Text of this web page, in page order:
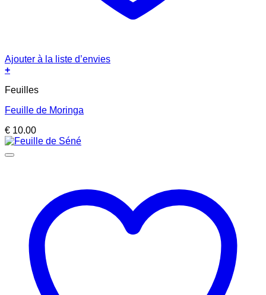
Ajouter à la liste d’envies
+
Feuilles
Feuille de Moringa
€ 10.00